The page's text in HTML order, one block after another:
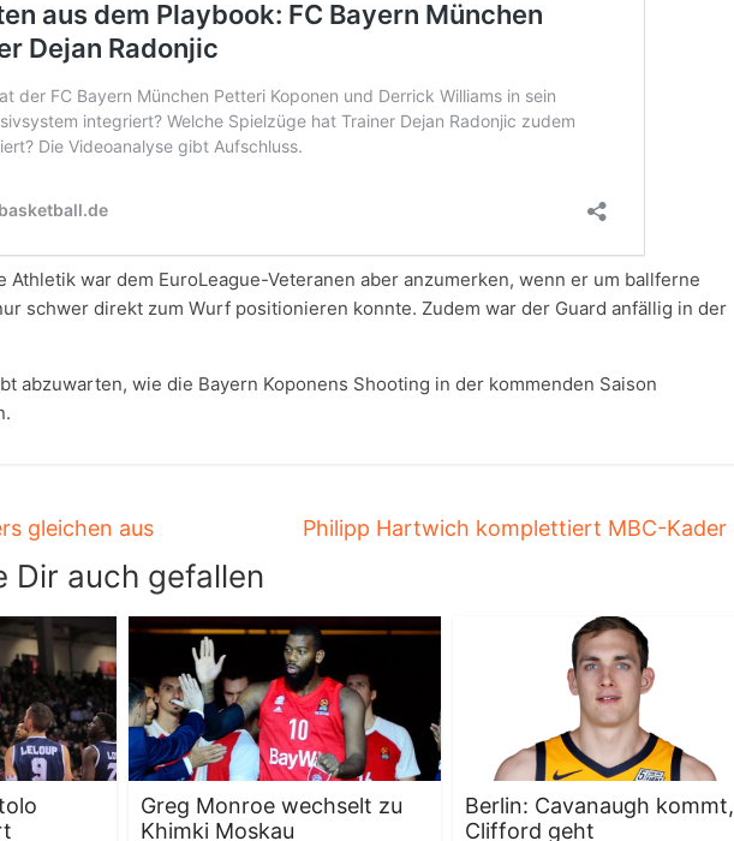
Athletik war dem EuroLeague-Veteranen aber anzumerken, wenn er um ballferne
schwer direkt zum Wurf positionieren konnte. Zudem war der Guard anfällig in der
abzuwarten, wie die Bayern Koponens Shooting in der kommenden Saison
gleichen aus Philipp Hartwich komplettiert MBC-Kader
Dir auch gefallen
Greg Monroe wechselt zu
Khimki Moskau
Berlin: Cavanaugh kommt,
Clifford geht